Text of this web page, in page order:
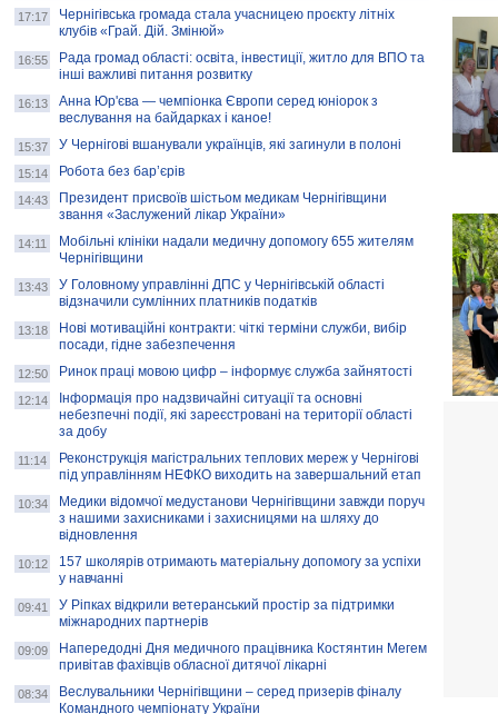
AB InBev Efes Україна підтримала
навчальний проєкт "Молодіжна бізнес-
школа", спрямований на розвиток
підприємництва у Чернігівській області
Золота тварина: видання Forbes
написало про чернігівця Патрона: хто і
скільки на ньому заробляє? І куди
витрачають?
17:17
Чернігівська громада стала учасницею проєкту літніх
клубів «Грай. Дій. Змінюй»
16:55
Рада громад області: освіта, інвестиції, житло для ВПО та
інші важливі питання розвитку
16:13
Анна Юр'єва — чемпіонка Європи серед юніорок з
веслування на байдарках і каное!
15:37 У Чернігові вшанували українців, які загинули в полоні
15:14 Робота без бар’єрів
14:43
Президент присвоїв шістьом медикам Чернігівщини
звання «Заслужений лікар України»
14:11
Мобільні клініки надали медичну допомогу 655 жителям
Чернігівщини
13:43
У Головному управлінні ДПС у Чернігівській області
відзначили сумлінних платників податків
13:18
Нові мотиваційні контракти: чіткі терміни служби, вибір
посади, гідне забезпечення
12:50 Ринок праці мовою цифр – інформує служба зайнятості
12:14
Інформація про надзвичайні ситуації та основні
небезпечні події, які зареєстровані на території області
за добу
11:14
Реконструкція магістральних теплових мереж у Чернігові
під управлінням НЕФКО виходить на завершальний етап
10:34
Медики відомчої медустанови Чернігівщини завжди поруч
з нашими захисниками і захисницями на шляху до
відновлення
10:12
157 школярів отримають матеріальну допомогу за успіхи
у навчанні
09:41
У Ріпках відкрили ветеранський простір за підтримки
міжнародних партнерів
09:09
Напередодні Дня медичного працівника Костянтин Мегем
привітав фахівців обласної дитячої лікарні
08:34
Веслувальники Чернігівщини – серед призерів фіналу
Командного чемпіонату України